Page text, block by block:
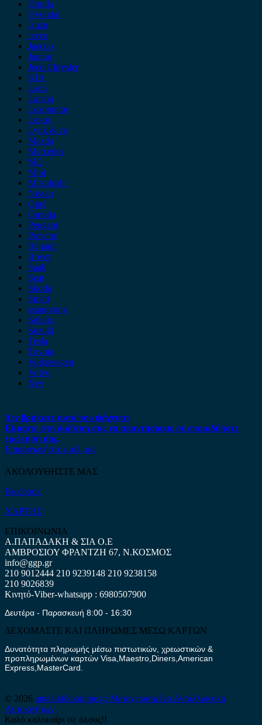
Honda
Hyundai
Isuzu
iveco
Jaecoo
Jaguar
Jeep Chrysler
KIA
Lada
Lancia
Leapmotor
Lexus
Lynk & co
Mazda
Mercedes
MG
Mini
Mitsubishi
Nissan
Opel
Omoda
Peugeot
Porsche
Renault
Rover
Saab
Seat
Skoda
Smart
ssangyong
Subaru
Suzuki
Tesla
Toyota
Volkswagen
Volvo
Xev
Δεν βρήκατε αυτό που ψάχνετε;
Είμαστε στη διάθεση σας να απαντήσουμε σε οποιαδήποτε
ερώτηση σας.
Επικοινωνήστε μαζί μας
ΑΚΟΛΟΥΘΗΣΤΕ ΜΑΣ
Facebook
ΧΑΡΤΗΣ
ΕΠΙΚΟΙΝΩΝΙΑ
Α.ΠΑΠΑΔΑΚΗ & ΣΙΑ Ο.Ε
ΑΜΒΡΟΣΙΟΥ ΦΡΑΝΤΖΗ 67, Ν.ΚΟΣΜΟΣ
info@ggp.gr
210 9012444 210 9239148 210 9238158
210 9026839
Κινητό-Viber-whatsapp : 6980507900
Δευτέρα - Παρασκευή 8:00 - 16:30
ΔΕΧΟΜΑΣΤΕ ΚΑΙ ΠΛΗΡΩΜΕΣ ΜΕΣΩ ΚΑΡΤΩΝ
Δυνατότητα πληρωμής μέσω πιστωτικών, χρεωστικών &
προπληρωμένων καρτών Visa,Maestro,Diners,American
Express,MasterCard.
© 2026 antalaktikaonline.grΜεταχειρισμένα Ανταλλακτικά
Αυτοκινήτων
Καλό καλοκαίρι σε όλους!!